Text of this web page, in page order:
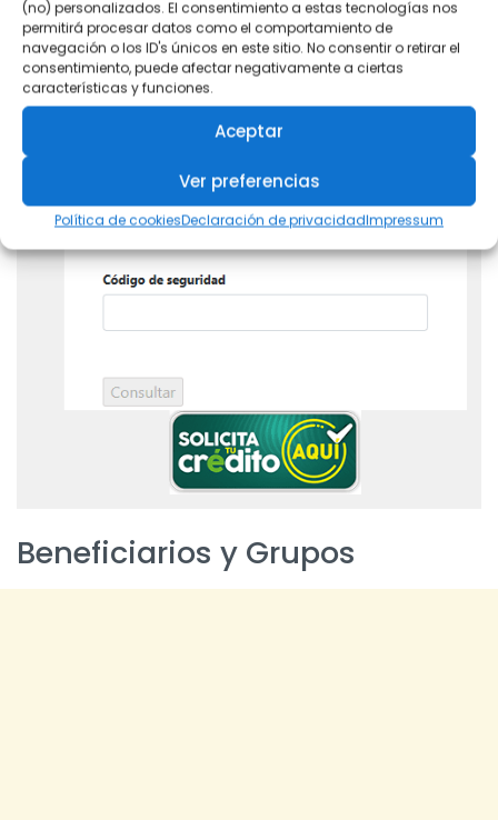
(no) personalizados. El consentimiento a estas tecnologías nos
permitirá procesar datos como el comportamiento de
navegación o los ID's únicos en este sitio. No consentir o retirar el
consentimiento, puede afectar negativamente a ciertas
características y funciones.
Aceptar
Ver preferencias
Política de cookiesDeclaración de privacidadImpressum
Beneficiarios y Grupos